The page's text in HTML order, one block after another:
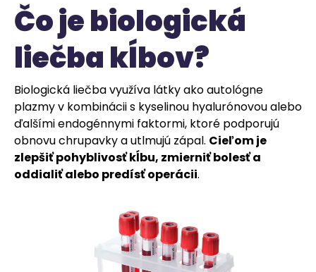
Čo je biologická
liečba kĺbov?
Biologická liečba využíva látky ako autológne
plazmy v kombinácii s kyselinou hyalurónovou alebo
ďalšími endogénnymi faktormi, ktoré podporujú
obnovu chrupavky a utlmujú zápal. Cieľom je
zlepšiť pohyblivosť kĺbu, zmierniť bolesť a
oddialiť alebo predísť operácii.